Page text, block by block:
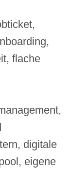
flache
digitale
eigene